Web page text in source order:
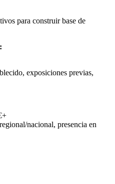
para construir base de
exposiciones previas,
nacional, presencia en